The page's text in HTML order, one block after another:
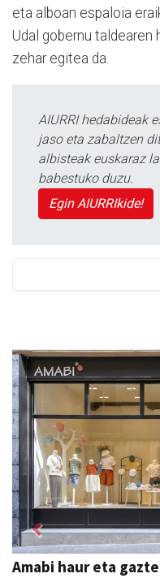
eta alboan espaloia
Udal gobernu taldearen
zehar egitea da.
AIURRI hedabideak
jaso eta zabaltzen
albisteak euskaraz
babestuko duzu.
Egin AIURRIkide!
Amabi haur eta
Previous